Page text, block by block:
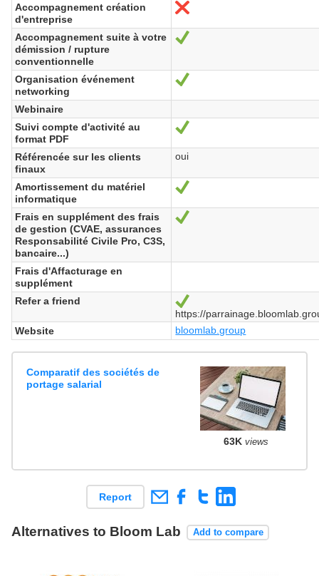
Accompagnement création
d'entreprise
No
Accompagnement suite à votre
démission / rupture
conventionnelle
Yes
Organisation événement
networking
Yes
Webinaire
Suivi compte d'activité au
format PDF
Yes
Référencée sur les clients
finaux
oui
Amortissement du matériel
informatique
Yes
Frais en supplément des frais
de gestion (CVAE, assurances
Responsabilité Civile Pro, C3S,
bancaire...)
Yes
Frais d'Affacturage en
supplément
Refer a friend
Yes
https://
Website
bloomlab.group
Comparatif des sociétés de
portage salarial
63K views
Report
Alternatives to Bloom Lab Add to compare